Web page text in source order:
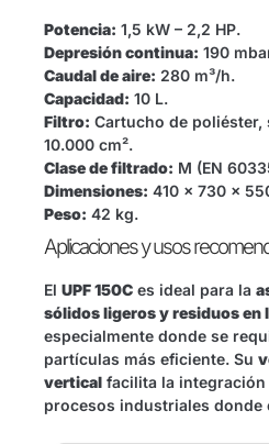
Potencia: 1,5 kW – 2,2 HP.
Depresión continua: 190
Caudal de aire: 280 m³/h.
Capacidad: 10 L.
Filtro: Cartucho de
10.000 cm².
Clase de filtrado: M (EN
Dimensiones: 410 x 730 x
Peso: 42 kg.
Aplicaciones y usos
El UPF 150C es ideal para la
sólidos ligeros y residuos en
especialmente donde se
partículas más eficiente. Su
vertical facilita la integración
procesos industriales donde